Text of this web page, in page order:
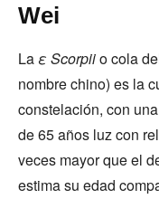
Wei
La ε Scorpiio cola
nombre chino) es la
constelación, con
de 65 años luz con
veces mayor que el
estima su edad